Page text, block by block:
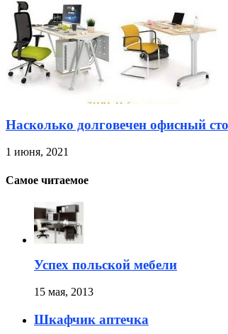
Насколько долговечен офисный
1 июня, 2021
Самое читаемое
Успех польской мебели
15 мая, 2013
Шкафчик аптечка